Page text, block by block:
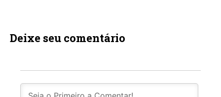
Deixe seu comentário